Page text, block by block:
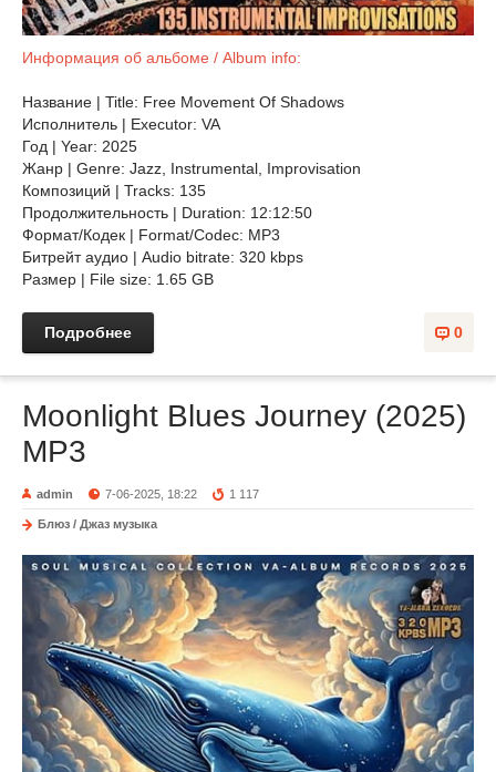
Информация об альбоме / Album info:
Название | Title: Free Movement Of Shadows
Исполнитель | Executor: VA
Год | Year: 2025
Жанр | Genre: Jazz, Instrumental, Improvisation
Композиций | Tracks: 135
Продолжительность | Duration: 12:12:50
Формат/Кодек | Format/Codec: MP3
Битрейт аудио | Audio bitrate: 320 kbps
Размер | File size: 1.65 GB
0
Подробнее
Moonlight Blues Journey (2025)
MP3
admin 7-06-2025, 18:22 1 117
Блюз / Джаз музыка